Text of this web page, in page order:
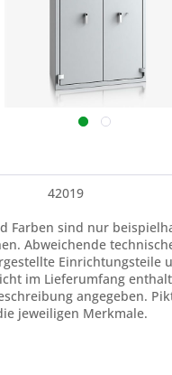
42019
Farben sind nur
Abweichende
Einrichtungsteile
im Lieferumfang
angegeben.
jeweiligen Merkmale.